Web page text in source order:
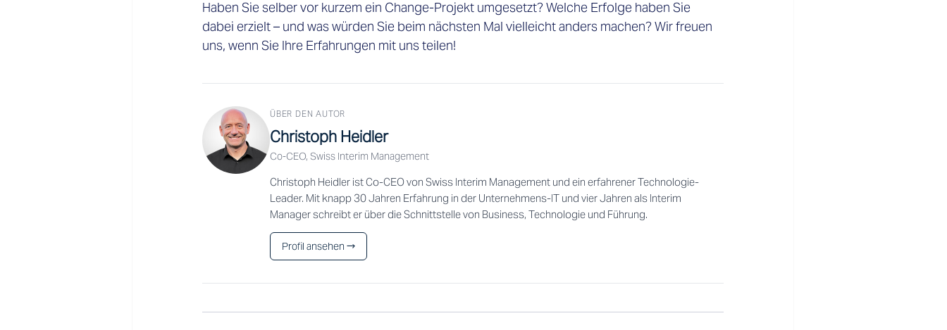
Haben Sie selber vor kurzem ein Change-Projekt umgesetzt? Welche Erfolge haben Sie
dabei erzielt – und was würden Sie beim nächsten Mal vielleicht anders machen? Wir freuen
uns, wenn Sie Ihre Erfahrungen mit uns teilen!
ÜBER DEN AUTOR
Christoph Heidler
Co-CEO, Swiss Interim Management
Christoph Heidler ist Co-CEO von Swiss Interim Management und ein erfahrener Technologie-
Leader. Mit knapp 30 Jahren Erfahrung in der Unternehmens-IT und vier Jahren als Interim
Manager schreibt er über die Schnittstelle von Business, Technologie und Führung.
Profil ansehen →